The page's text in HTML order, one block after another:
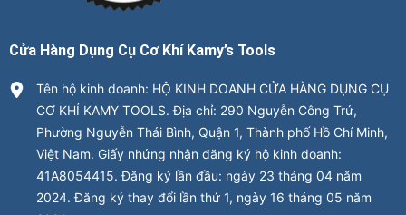
Cửa Hàng Dụng Cụ Cơ Khí Kamy’s Tools
Tên hộ kinh doanh: HỘ KINH DOANH CỬA HÀNG DỤNG CỤ
CƠ KHÍ KAMY TOOLS. Địa chỉ: 290 Nguyễn Công Trứ,
Phường Nguyễn Thái Bình, Quận 1, Thành phố Hồ Chí Minh,
Việt Nam. Giấy nhứng nhận đăng ký hộ kinh doanh:
41A8054415. Đăng ký lần đầu: ngày 23 tháng 04 năm
2024. Đăng ký thay đổi lần thứ 1, ngày 16 tháng 05 năm